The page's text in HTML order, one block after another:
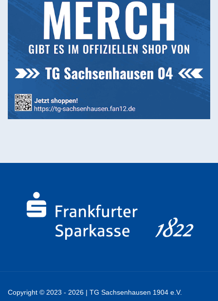
Copyright © 2023 - 2026 | TG Sachsenhausen 1904 e.V.